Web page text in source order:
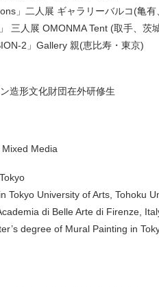
」二人展 ギャラリーバルコ(亀有
三人展 OMONMA Tent (取手、茨
2」Gallery 親(恵比寿・東京)
造形文化財団在外研修生
Media
Tokyo University of Arts, Tohoku
di Belle Arte di Firenze,
degree of Mural Painting in